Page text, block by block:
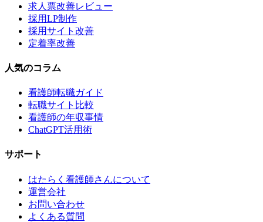
求人票改善レビュー
採用LP制作
採用サイト改善
定着率改善
人気のコラム
看護師転職ガイド
転職サイト比較
看護師の年収事情
ChatGPT活用術
サポート
はたらく看護師さんについて
運営会社
お問い合わせ
よくある質問